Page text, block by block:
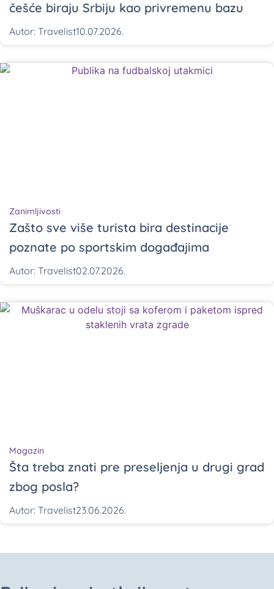
češće biraju Srbiju kao privremenu bazu
Autor: Travelist10.07.2026.
Zanimljivosti
Zašto sve više turista bira destinacije
poznate po sportskim događajima
Autor: Travelist02.07.2026.
Magazin
Šta treba znati pre preseljenja u drugi grad
zbog posla?
Autor: Travelist23.06.2026.